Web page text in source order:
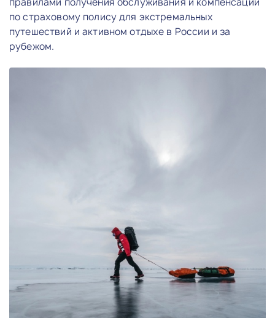
по страховому полису для экстремальных
путешествий и активном отдыхе в России и за
рубежом.